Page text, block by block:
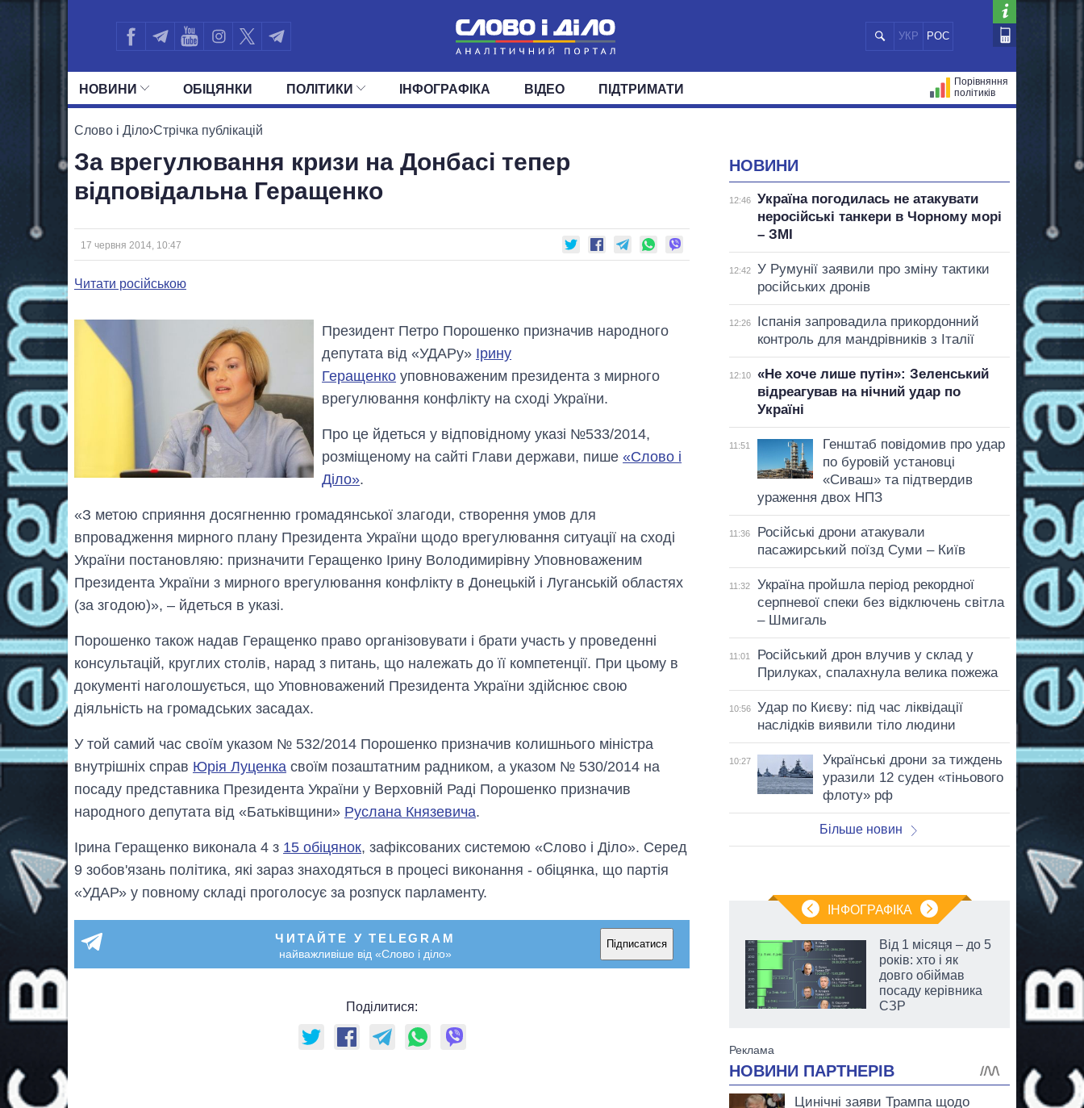
УКР РОС
НОВИНИ
ПОЛІТИКА ЕКОНОМІКА СУСПІЛЬСТВО
ОБIЦЯНКИ ПОЛIТИКИ
УСІ ПОЛІТИКИ
ДЕПУТАТИ КОМІТЕТИ ФРАКЦІЇ
ІНФОГРАФІКА ВІДЕО ПІДТРИМАТИ
Порівняння
політиків
Слово і Діло›Стрічка публікацій
За врегулювання кризи на Донбасі тепер
відповідальна Геращенко
17 червня 2014, 10:47
Читати російською
Президент Петро Порошенко призначив народного
депутата від «УДАРу» Ірину
Геращенко уповноваженим президента з мирного
врегулювання конфлікту на сході України.
Про це йдеться у відповідному указі №533/2014,
розміщеному на сайті Глави держави, пише«Слово і
Діло».
«З метою сприяння досягненню громадянської злагоди, створення умов для
впровадження мирного плану Президента України щодо врегулювання ситуації на сході
України постановляю: призначити Геращенко Ірину Володимирівну Уповноваженим
Президента України з мирного врегулювання конфлікту в Донецькій і Луганській областях
(за згодою)», – йдеться в указі.
Порошенко також надав Геращенко право організовувати і брати участь у проведенні
консультацій, круглих столів, нарад з питань, що належать до її компетенції. При цьому в
документі наголошується, що Уповноважений Президента України здійснює свою
діяльність на громадських засадах.
У той самий час своїм указом № 532/2014 Порошенко призначив колишнього міністра
внутрішніх справ Юрія Луценка своїм позаштатним радником, а указом № 530/2014 на
посаду представника Президента України у Верховній Раді Порошенко призначив
народного депутата від «Батьківщини» Руслана Князевича.
Ірина Геращенко виконала 4 з 15 обіцянок, зафіксованих системою «Слово і Діло». Серед
9 зобов'язань політика, які зараз знаходяться в процесі виконання - обіцянка, що партія
«УДАР» у повному складі проголосує за розпуск парламенту.
ЧИТАЙТЕ У TELEGRAM
найважливіше від «Слово і діло»
Підписатися
Поділитися:
НОВИНИ
12:46
Україна погодилась не атакувати
неросійські танкери в Чорному морі
– ЗМІ
12:42
У Румунії заявили про зміну тактики
російських дронів
12:26
Іспанія запровадила прикордонний
контроль для мандрівників з Італії
12:10
«Не хоче лише путін»: Зеленський
відреагував на нічний удар по
Україні
11:51
Генштаб повідомив про удар
по буровій установці
«Сиваш» та підтвердив
ураження двох НПЗ
11:36
Російські дрони атакували
пасажирський поїзд Суми – Київ
11:32
Україна пройшла період рекордної
серпневої спеки без відключень світла
– Шмигаль
11:01
Російський дрон влучив у склад у
Прилуках, спалахнула велика пожежа
10:56
Удар по Києву: під час ліквідації
наслідків виявили тіло людини
10:27
Українські дрони за тиждень
уразили 12 суден «тіньового
флоту» рф
Більше новин
ІНФОГРАФІКА
Як змінився
бюджет
Від 1 місяця – до 5
років: хто і як
довго обіймав
посаду керівника
СЗР